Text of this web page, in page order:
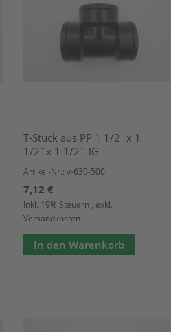
T-Stück aus PP 1 1/2¨x 1
1/2¨x 1 1/2¨ IG
Artikel-Nr.: v-630-500
7,12 €
Inkl. 19% Steuern , exkl.
Versandkosten
In den Warenkorb